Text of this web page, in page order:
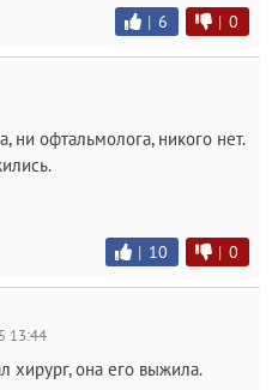
| 6 | 0
ни офтальмолога, никого нет.
| 10 | 0
13:44
хирург, она его выжила.